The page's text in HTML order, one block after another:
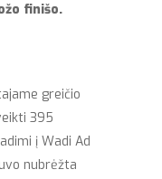
finišo.
greičio
395
į Wadi Ad
nubrėžta